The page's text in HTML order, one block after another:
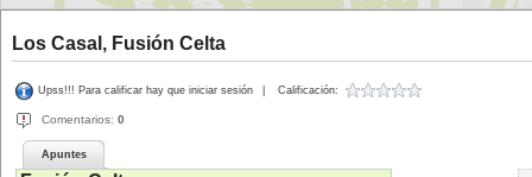
Los Casal, Fusión Celta
Upss!!! Para calificar hay que iniciar sesión Calificación:
Comentarios: 0
Apuntes